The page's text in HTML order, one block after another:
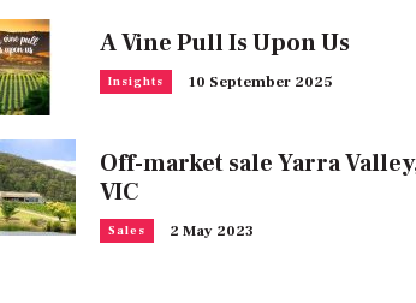
A Vine Pull Is Upon Us
Insights 10 September 2025
Off-market sale Yarra
VIC
Sales 2 May 2023